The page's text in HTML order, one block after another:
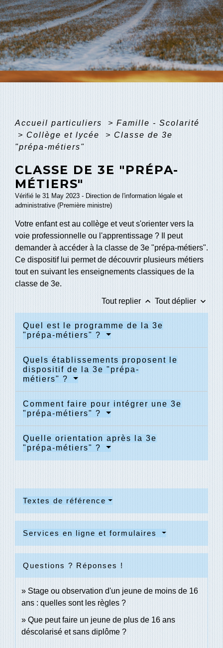
Accueil particuliers > Famille - Scolarité
> Collège et lycée > Classe de 3e
"prépa-métiers"
CLASSE DE 3E "PRÉPA-
MÉTIERS"
Vérifié le 31 May 2023 - Direction de l'information légale et
administrative (Première ministre)
Votre enfant est au collège et veut s'orienter vers la
voie professionnelle ou l'apprentissage ? Il peut
demander à accéder à la classe de 3e "prépa-métiers".
Ce dispositif lui permet de découvrir plusieurs métiers
tout en suivant les enseignements classiques de la
classe de 3e.
Tout replier keyboard_arrow_up Tout déplier keyboard_arrow_down
Quel est le programme de la 3e
"prépa-métiers" ?
Quels établissements proposent le
dispositif de la 3e "prépa-
métiers" ?
Comment faire pour intégrer une 3e
"prépa-métiers" ?
Quelle orientation après la 3e
"prépa-métiers" ?
Textes de référence
Services en ligne et formulaires
Questions ? Réponses !
Stage ou observation d'un jeune de moins de 16
ans : quelles sont les règles ?
Que peut faire un jeune de plus de 16 ans
déscolarisé et sans diplôme ?